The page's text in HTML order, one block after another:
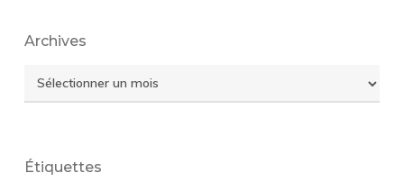
Archives
Archives
Étiquettes